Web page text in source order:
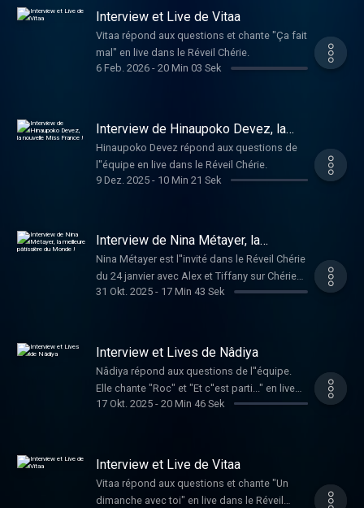
Interview et Live de Vitaa
Vitaa répond aux questions et chante "Ça fait
mal" en live dans le Réveil Chérie.
6 Feb. 2026- 20 Min 03 Sek
Interview de Hinaupoko Devez, la
nouvelle Miss France !
Hinaupoko Devez répond aux questions de
l''équipe en live dans le Réveil Chérie.
9 Dez. 2025- 10 Min 21 Sek
Interview de Nina Métayer, la
meilleure pâtissière du Monde !
Nina Métayer est l''invité dans le Réveil Chérie
du 24 janvier avec Alex et Tiffany sur Chérie
FM ! Elle répond aux questions dans le Réveil
31 Okt. 2025- 17 Min 43 Sek
Interview et Lives de Nâdiya
Nâdiya répond aux questions de l''équipe.
Elle chante "Roc" et "Et c''est parti..." en live
dans le Réveil Chérie.
17 Okt. 2025- 20 Min 46 Sek
Interview et Live de Vitaa
Vitaa répond aux questions et chante "Un
dimanche avec toi" en live dans le Réveil